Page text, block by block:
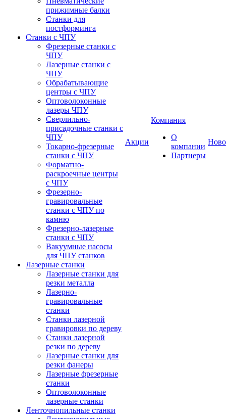
прижимные балки
Станки для
постформинга
Станки с ЧПУ
Фрезерные станки с
ЧПУ
Лазерные станки с
ЧПУ
Обрабатывающие
центры с ЧПУ
Оптоволоконные
лазеры ЧПУ
Сверлильно-
присадочные станки с
ЧПУ
Токарно-фрезерные
станки с ЧПУ
Форматно-
раскроечные центры
с ЧПУ
Фрезерно-
гравировальные
станки с ЧПУ по
камню
Фрезерно-лазерные
станки с ЧПУ
Вакуумные насосы
для ЧПУ станков
Лазерные станки
Лазерные станки для
резки металла
Лазерно-
гравировальные
станки
Станки лазерной
гравировки по дереву
Станки лазерной
резки по дереву
Лазерные станки для
резки фанеры
Лазерные фрезерные
станки
Оптоволоконные
лазерные станки
Ленточнопильные станки
Акции
Компания
О
компании
Партнеры